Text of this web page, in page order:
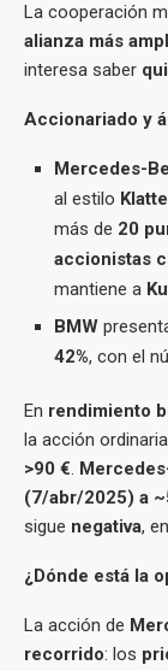
La cooperación
alianza más
interesa saber
Accionariado y
Mercedes-
al estilo
más de 20
accionistas
mantiene a
BMW
42%, con el
En rendimiento
la acción
>90 €.
(7/abr/2025) a
sigue negativa,
¿Dónde está la
La acción de
recorrido: los